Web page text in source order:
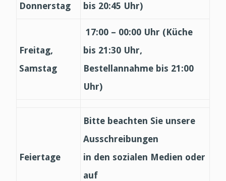
Donnerstag
bis 20:45 Uhr)
Freitag,
Samstag
17:00 – 00:00 Uhr (Küche
bis 21:30 Uhr,
Bestellannahme bis 21:00
Uhr)
Feiertage
Bitte beachten Sie unsere
Ausschreibungen
in den sozialen Medien oder
auf